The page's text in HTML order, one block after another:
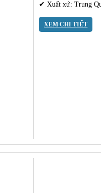
✔ Xuất xứ: Trung
XEM CHI TIẾT